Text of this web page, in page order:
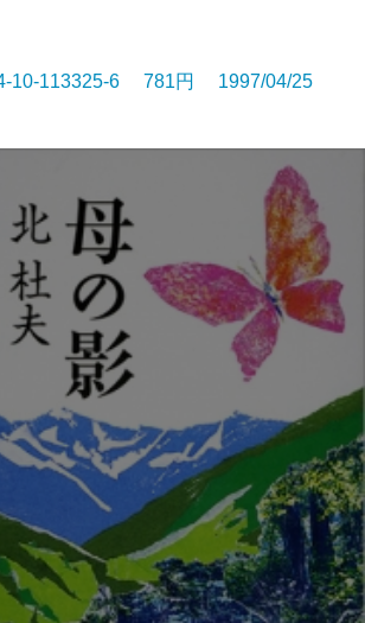
10-113325-6 781円 1997/04/25